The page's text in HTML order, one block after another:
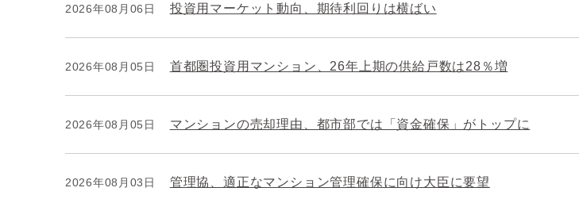
2026年08月06日 投資用マーケット動向、期待利回りは横ばい
2026年08月05日 首都圏投資用マンション、26年上期の供給戸数は28％増
2026年08月05日 マンションの売却理由、都市部では「資金確保」がトップに
2026年08月03日 管理協、適正なマンション管理確保に向け大臣に要望